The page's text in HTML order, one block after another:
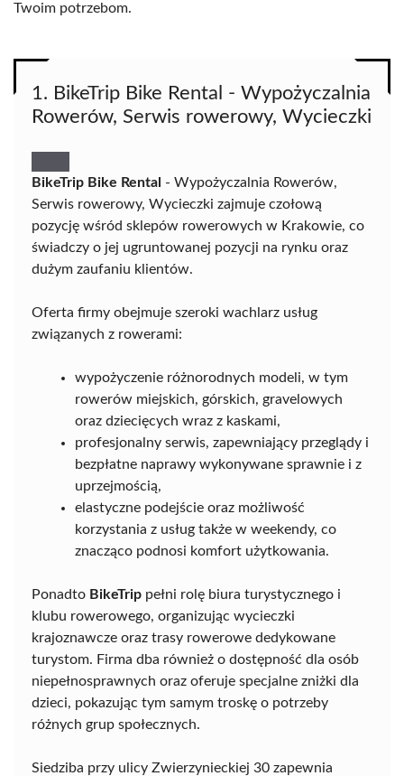
Twoim potrzebom.
1. BikeTrip Bike Rental - Wypożyczalnia
Rowerów, Serwis rowerowy, Wycieczki
BikeTrip Bike Rental - Wypożyczalnia Rowerów,
Serwis rowerowy, Wycieczki zajmuje czołową
pozycję wśród sklepów rowerowych w Krakowie, co
świadczy o jej ugruntowanej pozycji na rynku oraz
dużym zaufaniu klientów.
Oferta firmy obejmuje szeroki wachlarz usług
związanych z rowerami:
wypożyczenie różnorodnych modeli, w tym
rowerów miejskich, górskich, gravelowych
oraz dziecięcych wraz z kaskami,
profesjonalny serwis, zapewniający przeglądy i
bezpłatne naprawy wykonywane sprawnie i z
uprzejmością,
elastyczne podejście oraz możliwość
korzystania z usług także w weekendy, co
znacząco podnosi komfort użytkowania.
Ponadto BikeTrip pełni rolę biura turystycznego i
klubu rowerowego, organizując wycieczki
krajoznawcze oraz trasy rowerowe dedykowane
turystom. Firma dba również o dostępność dla osób
niepełnosprawnych oraz oferuje specjalne zniżki dla
dzieci, pokazując tym samym troskę o potrzeby
różnych grup społecznych.
Siedziba przy ulicy Zwierzynieckiej 30 zapewnia